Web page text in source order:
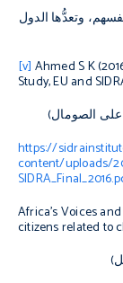
وتعدُّها الدول
[v] Ahmed S K
Study, EU and
على الصومال)
https://
content/uploads/
Africa’s Voices
citizens related to
)